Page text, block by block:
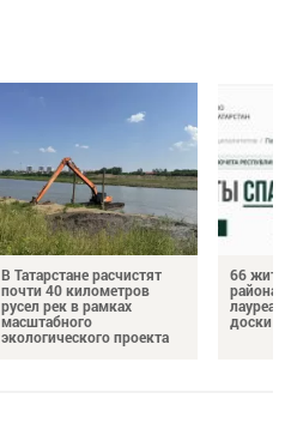
В Татарстане расчистят
почти 40 километров
русел рек в рамках
масштабного
экологического проекта
66
района
доски